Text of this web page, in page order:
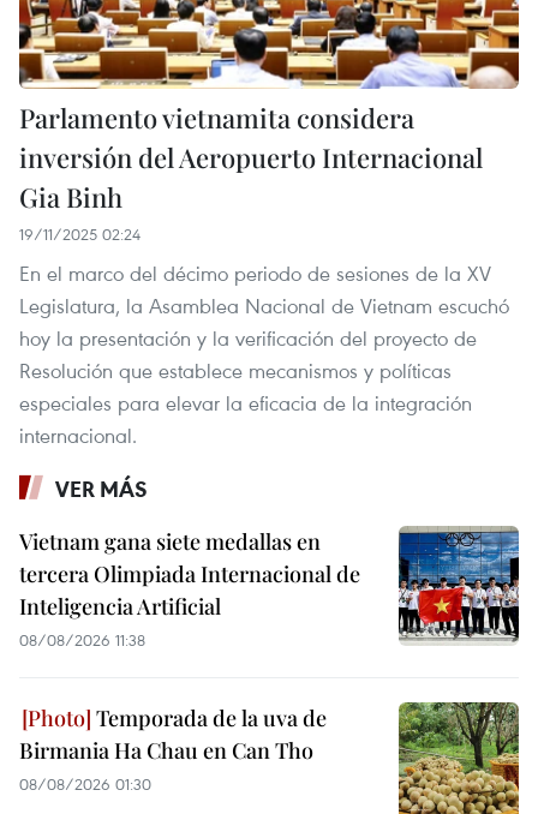
Parlamento vietnamita considera
inversión del Aeropuerto Internacional
Gia Binh
19/11/2025 02:24
En el marco del décimo periodo de sesiones de la XV
Legislatura, la Asamblea Nacional de Vietnam escuchó
hoy la presentación y la verificación del proyecto de
Resolución que establece mecanismos y políticas
especiales para elevar la eficacia de la integración
internacional.
VER MÁS
Vietnam gana siete medallas en
tercera Olimpiada Internacional de
Inteligencia Artificial
08/08/2026 11:38
Temporada de la uva de
Birmania Ha Chau en Can Tho
08/08/2026 01:30